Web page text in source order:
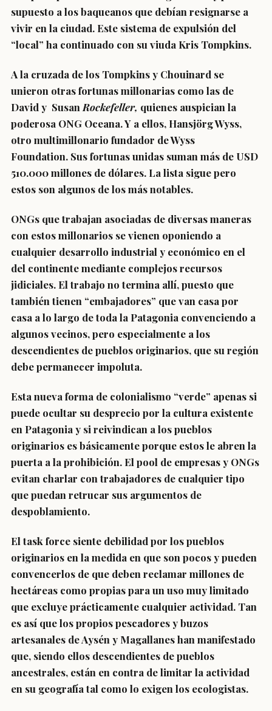
supuesto a los baqueanos que debían resignarse a
vivir en la ciudad. Este sistema de expulsión del
“local” ha continuado con su viuda Kris Tompkins.
A la cruzada de los Tompkins y Chouinard se
unieron otras fortunas millonarias como las de
David y Susan Rockefeller, quienes auspician la
poderosa ONG Oceana. Y a ellos, Hansjörg Wyss,
otro multimillonario fundador de Wyss
Foundation. Sus fortunas unidas suman más de USD
510.000 millones de dólares. La lista sigue pero
estos son algunos de los más notables.
ONGs que trabajan asociadas de diversas maneras
con estos millonarios se vienen oponiendo a
cualquier desarrollo industrial y económico en el
del continente mediante complejos recursos
jidiciales. El trabajo no termina allí, puesto que
también tienen “embajadores” que van casa por
casa a lo largo de toda la Patagonia convenciendo a
algunos vecinos, pero especialmente a los
descendientes de pueblos originarios, que su región
debe permanecer impoluta.
Esta nueva forma de colonialismo “verde” apenas si
puede ocultar su desprecio por la cultura existente
en Patagonia y si reivindican a los pueblos
originarios es básicamente porque estos le abren la
puerta a la prohibición. El pool de empresas y ONGs
evitan charlar con trabajadores de cualquier tipo
que puedan retrucar sus argumentos de
despoblamiento.
El task force siente debilidad por los pueblos
originarios en la medida en que son pocos y pueden
convencerlos de que deben reclamar millones de
hectáreas como propias para un uso muy limitado
que excluye prácticamente cualquier actividad. Tan
es así que los propios pescadores y buzos
artesanales de Aysén y Magallanes han manifestado
que, siendo ellos descendientes de pueblos
ancestrales, están en contra de limitar la actividad
en su geografía tal como lo exigen los ecologistas.